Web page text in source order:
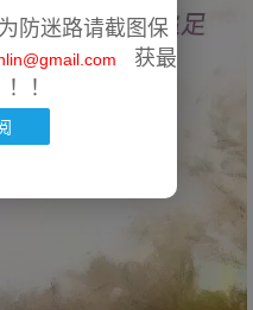
防迷路请截图保
获最
！